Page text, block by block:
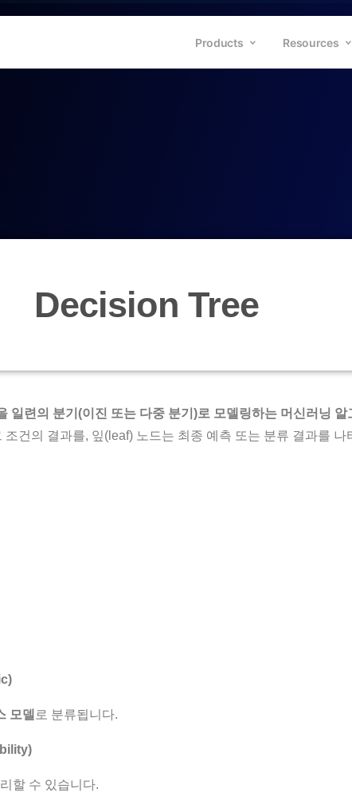
Products Resources
Decision Tree
일련의 분기(이진 또는 다중 분기)로 모델링하는 머신러닝 알
건의 결과를, 잎(leaf) 노드는 최종 예측 또는 분류 결과를 나
모델 로 분류됩니다.
할 수 있습니다.